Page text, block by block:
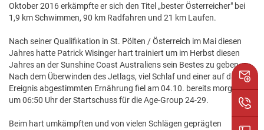
Oktober 2016 erkämpfte er sich den Titel „bester Österreicher" bei
1,9 km Schwimmen, 90 km Radfahren und 21 km Laufen.
Nach seiner Qualifikation in St. Pölten / Österreich im Mai diesen
Jahres hatte Patrick Wisinger hart trainiert um im Herbst diesen
Jahres an der Sunshine Coast Australiens sein Bestes zu geben.
Nach dem Überwinden des Jetlags, viel Schlaf und einer auf das
Ereignis abgestimmten Ernährung fiel am 04.10. bereits morgens
um 06:50 Uhr der Startschuss für die Age-Group 24-29.
Beim hart umkämpften und von vielen Schlägen geprägten